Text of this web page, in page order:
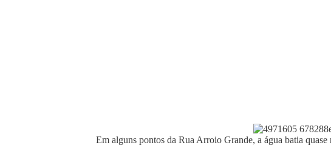
Em alguns pontos da Rua Arroio Grande, a água batia